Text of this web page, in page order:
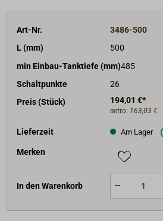
Art-Nr.
3486-500
L (mm)
500
min Einbau-Tanktiefe (mm)485
Schaltpunkte
26
Preis (Stück)
194,01 €*
netto: 163,03 €
Lieferzeit Am Lager
Merken
In den Warenkorb